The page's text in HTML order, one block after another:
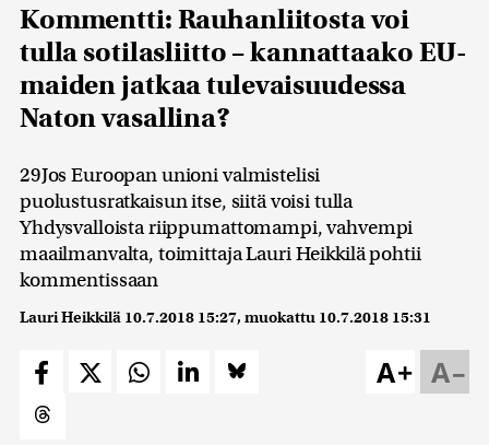
Kommentti: Rauhanliitosta voi
tulla sotilasliitto – kannattaako EU-
maiden jatkaa tulevaisuudessa
Naton vasallina?
29Jos Euroopan unioni valmistelisi
puolustusratkaisun itse, siitä voisi tulla
Yhdysvalloista riippumattomampi, vahvempi
maailmanvalta, toimittaja Lauri Heikkilä pohtii
kommentissaan
Lauri Heikkilä 10.7.2018 15:27, muokattu 10.7.2018 15:31
A–
A+